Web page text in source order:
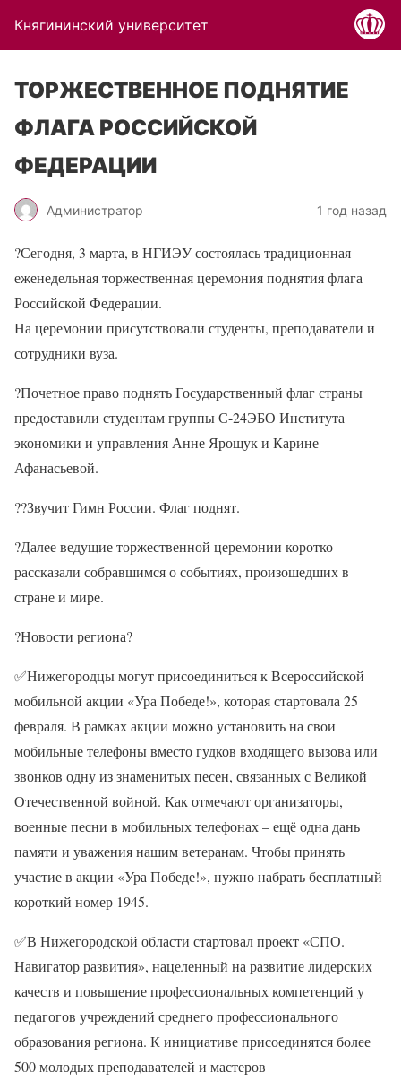
Княгининский университет
ТОРЖЕСТВЕННОЕ ПОДНЯТИЕ
ФЛАГА РОССИЙСКОЙ
ФЕДЕРАЦИИ
Администратор 1 год назад
?Сегодня, 3 марта, в НГИЭУ состоялась традиционная
еженедельная торжественная церемония поднятия флага
Российской Федерации.
На церемонии присутствовали студенты, преподаватели и
сотрудники вуза.
?Почетное право поднять Государственный флаг страны
предоставили студентам группы С-24ЭБО Института
экономики и управления Анне Ярощук и Карине
Афанасьевой.
??Звучит Гимн России. Флаг поднят.
?Далее ведущие торжественной церемонии коротко
рассказали собравшимся о событиях, произошедших в
стране и мире.
?Новости региона?
✅Нижегородцы могут присоединиться к Всероссийской
мобильной акции «Ура Победе!», которая стартовала 25
февраля. В рамках акции можно установить на свои
мобильные телефоны вместо гудков входящего вызова или
звонков одну из знаменитых песен, связанных с Великой
Отечественной войной. Как отмечают организаторы,
военные песни в мобильных телефонах – ещё одна дань
памяти и уважения нашим ветеранам. Чтобы принять
участие в акции «Ура Победе!», нужно набрать бесплатный
короткий номер 1945.
✅В Нижегородской области стартовал проект «СПО.
Навигатор развития», нацеленный на развитие лидерских
качеств и повышение профессиональных компетенций у
педагогов учреждений среднего профессионального
образования региона. К инициативе присоединятся более
500 молодых преподавателей и мастеров